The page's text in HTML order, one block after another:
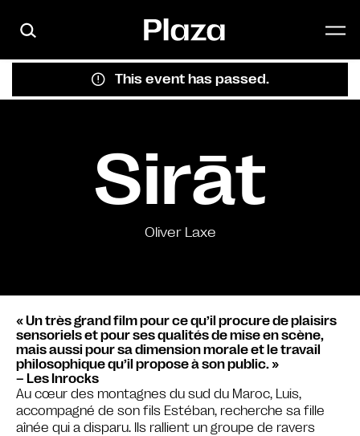
This event has passed.
Sirāt
Oliver Laxe
« Un très grand film pour ce qu’il procure de plaisirs
sensoriels et pour ses qualités de mise en scène,
mais aussi pour sa dimension morale et le travail
philosophique qu’il propose à son public. »
– Les Inrocks
Au cœur des montagnes du sud du Maroc, Luis,
accompagné de son fils Estéban, recherche sa fille
aînée qui a disparu. Ils rallient un groupe de ravers